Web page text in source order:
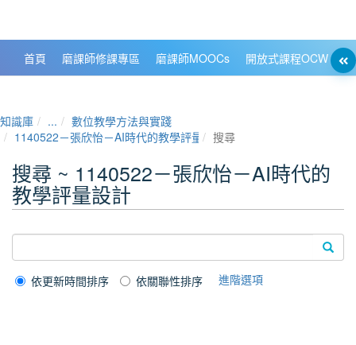
首頁 磨課師修課專區 磨課師MOOCs 開放式課程OCW
知識庫 ...
數位教學方法與實踐
1140522－張欣怡－AI時代的教學評量設計搜尋
搜尋 ~ 1140522－張欣怡－AI時代的
教學評量設計
依更新時間排序 依關聯性排序 進階選項